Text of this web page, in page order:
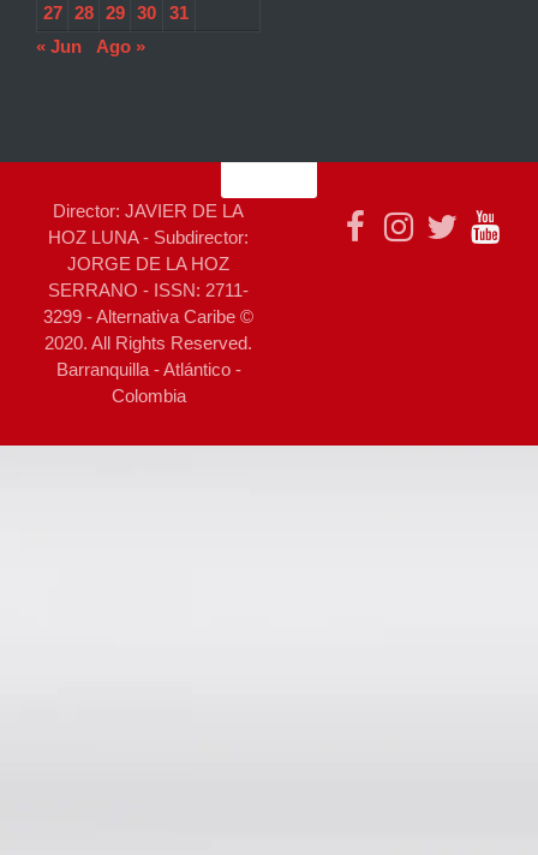
27
28 29 30
31
« Jun
Ago »
Director: JAVIER DE LA
HOZ LUNA - Subdirector:
JORGE DE LA HOZ
SERRANO - ISSN: 2711-
3299 - Alternativa Caribe ©
2020. All Rights Reserved.
Barranquilla - Atlántico -
Colombia